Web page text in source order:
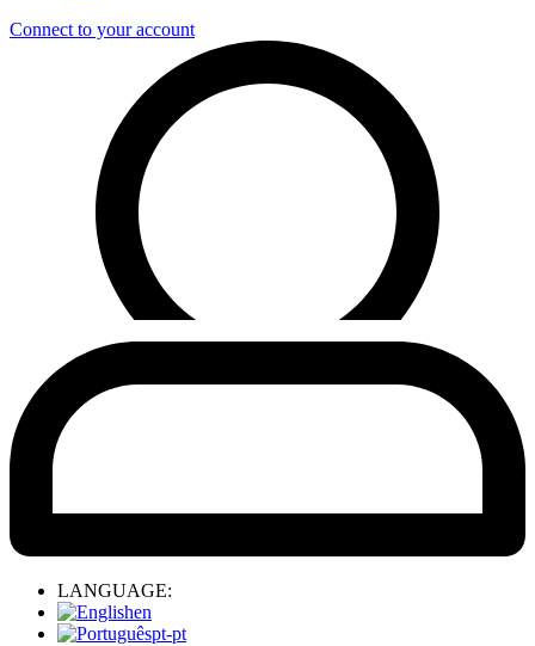
Connect to your account
LANGUAGE:
en
pt-pt